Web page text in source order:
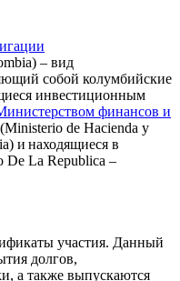
– вид
собой колумбийские
инвестиционным
и находящиеся в